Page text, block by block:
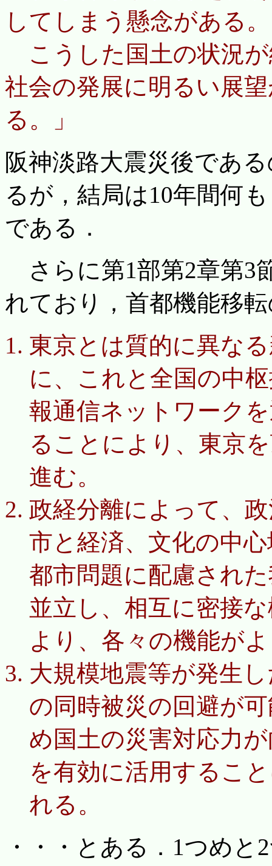
してしまう懸念がある。
こうした国土の状況
社会の発展に明るい展
る。」
阪神淡路大震災後であ
るが，結局は10年間何
である．
さらに第1部第2章第3
れており，首都機能移
東京とは質的に異な
に、これと全国の中
報通信ネットワーク
ることにより、東京
進む。
政経分離によって、
市と経済、文化の中
都市問題に配慮され
並立し、相互に密接
より、各々の機能が
大規模地震等が発生
の同時被災の回避が
め国土の災害対応力
を有効に活用するこ
れる。
・・・とある．1つめ